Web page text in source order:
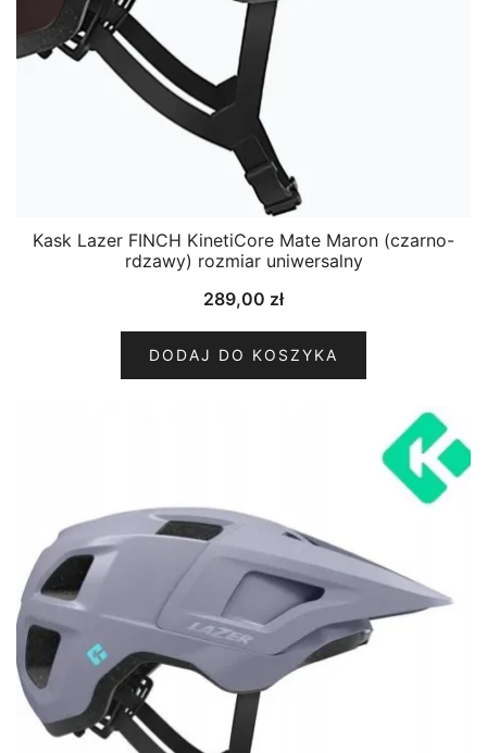
Kask Lazer FINCH KinetiCore Mate Maron (czarno-
rdzawy) rozmiar uniwersalny
289,00 zł
DODAJ DO KOSZYKA